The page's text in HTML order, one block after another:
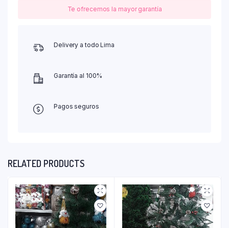
Te ofrecemos la mayor garantía
Delivery a todo Lima
Garantía al 100%
Pagos seguros
RELATED PRODUCTS